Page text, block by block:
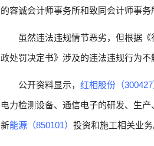
的容诚会计师事务所和致同会计师事
虽然违法违规情节恶劣，但根据《
政处罚决定书》涉及的违法违规行为不
公开资料显示， 红相股份（300427
电力检测设备、通信电子的研发、生
新能源（850101） 投资和施工相关业